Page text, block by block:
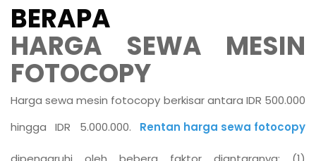
BERAPA
HARGA SEWA MESIN
FOTOCOPY
Harga sewa mesin fotocopy berkisar antara IDR 500.000
hingga IDR 5.000.000. Rentan harga sewa fotocopy